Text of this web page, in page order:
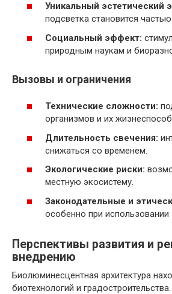
Уникальный эстетический
подсветка становится
Социальный эффект:
природным наукам и
Вызовы и ограничения
Технические сложности:
организмов и их
Длительность свечения:
снижаться со временем.
Экологические риски:
местную экосистему.
Законодательные и
особенно при
Перспективы развития и
внедрению
Биолюминесцентная архитектура
биотехнологий и